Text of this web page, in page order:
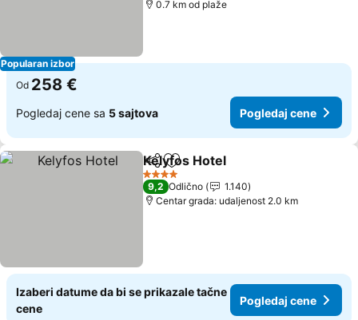
Popularan izbor
0.7 km od plaže
Od 258 €
Pogledaj cene sa 5 sajtova Pogledaj cene
Deli Dodati u favorite
Kelyfos Hotel
4 Zvezdice
9,2 Odlično
1.140
Centar grada: udaljenost 2.0 km
Izaberi datume da bi se prikazale tačne
cene
Pogledaj cene